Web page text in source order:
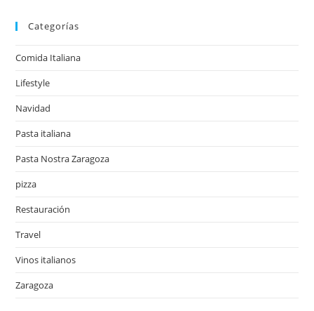
Categorías
Comida Italiana
Lifestyle
Navidad
Pasta italiana
Pasta Nostra Zaragoza
pizza
Restauración
Travel
Vinos italianos
Zaragoza